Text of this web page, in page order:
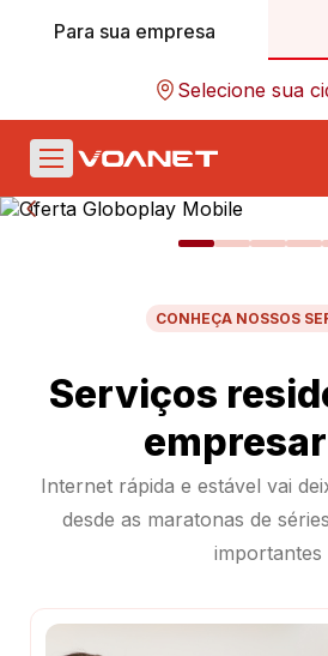
Para sua empresa
Selecione sua
CONHEÇA NOSSOS
Serviços
Internet rápida e estável vai
desde as maratonas de
importantes